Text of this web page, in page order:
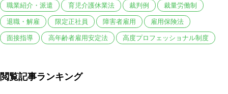
職業紹介・派遣 育児介護休業法 裁判例 裁量労働制
退職・解雇 限定正社員 障害者雇用 雇用保険法
面接指導 高年齢者雇用安定法 高度プロフェッショナル制度
閲覧記事ランキング